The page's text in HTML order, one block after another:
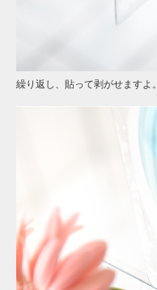
繰り返し、貼って剥がせますよ。